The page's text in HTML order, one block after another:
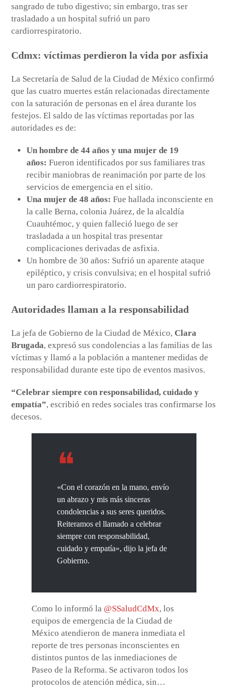
sangrado de tubo digestivo; sin embargo, tras ser
trasladado a un hospital sufrió un paro
cardiorrespiratorio.
Cdmx: víctimas perdieron la vida por asfixia
La Secretaría de Salud de la Ciudad de México confirmó
que las cuatro muertes están relacionadas directamente
con la saturación de personas en el área durante los
festejos. El saldo de las víctimas reportadas por las
autoridades es de:
Un hombre de 44 años y una mujer de 19
años: Fueron identificados por sus familiares tras
recibir maniobras de reanimación por parte de los
servicios de emergencia en el sitio.
Una mujer de 48 años: Fue hallada inconsciente en
la calle Berna, colonia Juárez, de la alcaldía
Cuauhtémoc, y quien falleció luego de ser
trasladada a un hospital tras presentar
complicaciones derivadas de asfixia.
Un hombre de 30 años: Sufrió un aparente ataque
epiléptico, y crisis convulsiva; en el hospital sufrió
un paro cardiorrespiratorio.
Autoridades llaman a la responsabilidad
La jefa de Gobierno de la Ciudad de México,Clara
Brugada, expresó sus condolencias a las familias de las
víctimas y llamó a la población a mantener medidas de
responsabilidad durante este tipo de eventos masivos.
“Celebrar siempre con responsabilidad, cuidado y
empatía”, escribió en redes sociales tras confirmarse los
decesos.
«Con el corazón en la mano, envío
un abrazo y mis más sinceras
condolencias a sus seres queridos.
Reiteramos el llamado a celebrar
siempre con responsabilidad,
cuidado y empatía», dijo la jefa de
Gobierno.
Como lo informó la @SSaludCdMx, los
equipos de emergencia de la Ciudad de
México atendieron de manera inmediata el
reporte de tres personas inconscientes en
distintos puntos de las inmediaciones de
Paseo de la Reforma. Se activaron todos los
protocolos de atención médica, sin…